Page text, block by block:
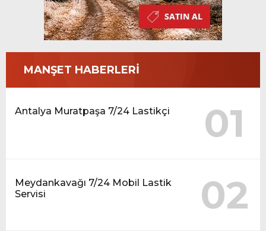
MANŞET HABERLERİ
Antalya Muratpaşa 7/24 Lastikçi 01
Meydankavağı 7/24 Mobil Lastik
Servisi
02